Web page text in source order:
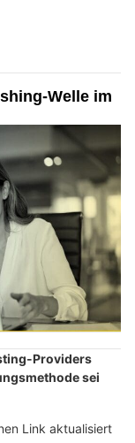
Welle im
Providers
sei
Link aktualisiert